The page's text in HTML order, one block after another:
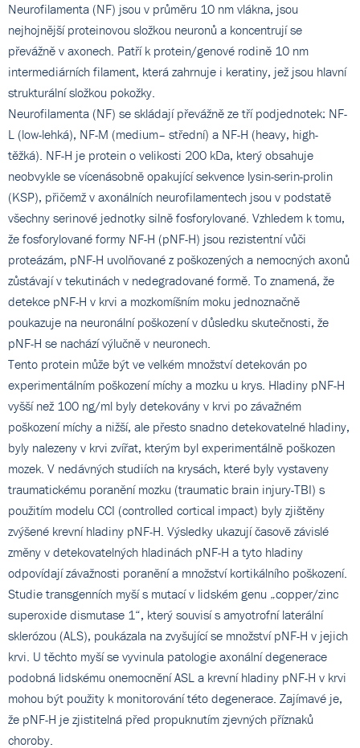
Neurofilamenta (NF) jsou v průměru 10 nm vlákna, jsou
nejhojnější proteinovou složkou neuronů a koncentrují se
převážně v axonech. Patří k protein/genové rodině 10 nm
intermediárních filament, která zahrnuje i keratiny, jež jsou hlavní
strukturální složkou pokožky.
Neurofilamenta (NF) se skládají převážně ze tří podjednotek: NF-
L (low-lehká), NF-M (medium– střední) a NF-H (heavy, high-
těžká). NF-H je protein o velikosti 200 kDa, který obsahuje
neobvykle se vícenásobně opakující sekvence lysin-serin-prolin
(KSP), přičemž v axonálních neurofilamentech jsou v podstatě
všechny serinové jednotky silně fosforylované. Vzhledem k tomu,
že fosforylované formy NF-H (pNF-H) jsou rezistentní vůči
proteázám, pNF-H uvolňované z poškozených a nemocných axonů
zůstávají v tekutinách v nedegradované formě. To znamená, že
detekce pNF-H v krvi a mozkomíšním moku jednoznačně
poukazuje na neuronální poškození v důsledku skutečnosti, že
pNF-H se nachází výlučně v neuronech.
Tento protein může být ve velkém množství detekován po
experimentálním poškození míchy a mozku u krys. Hladiny pNF-H
vyšší než 100 ng/ml byly detekovány v krvi po závažném
poškození míchy a nižší, ale přesto snadno detekovatelné hladiny,
byly nalezeny v krvi zvířat, kterým byl experimentálně poškozen
mozek. V nedávných studiích na krysách, které byly vystaveny
traumatickému poranění mozku (traumatic brain injury-TBI) s
použitím modelu CCI (controlled cortical impact) byly zjištěny
zvýšené krevní hladiny pNF-H. Výsledky ukazují časově závislé
změny v detekovatelných hladinách pNF-H a tyto hladiny
odpovídají závažnosti poranění a množství kortikálního poškození.
Studie transgenních myší s mutací v lidském genu „copper/zinc
superoxide dismutase 1“, který souvisí s amyotrofní laterální
sklerózou (ALS), poukázala na zvyšující se množství pNF-H v jejich
krvi. U těchto myší se vyvinula patologie axonální degenerace
podobná lidskému onemocnění ASL a krevní hladiny pNF-H v krvi
mohou být použity k monitorování této degenerace. Zajímavé je,
že pNF-H je zjistitelná před propuknutím zjevných příznaků
choroby.